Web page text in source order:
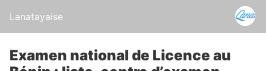
Lanatayaise
Examen national de Licence au